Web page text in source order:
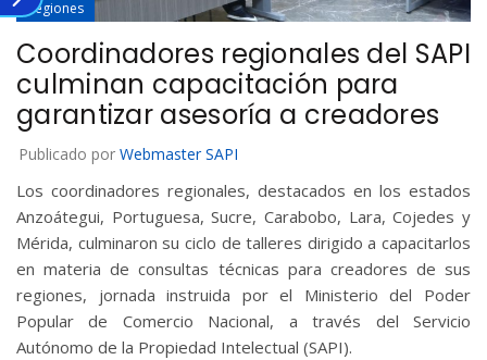
Regiones
Coordinadores regionales del SAPI
culminan capacitación para
garantizar asesoría a creadores
Publicado por Webmaster SAPI
Los coordinadores regionales, destacados en los estados
Anzoátegui, Portuguesa, Sucre, Carabobo, Lara, Cojedes y
Mérida, culminaron su ciclo de talleres dirigido a capacitarlos
en materia de consultas técnicas para creadores de sus
regiones, jornada instruida por el Ministerio del Poder
Popular de Comercio Nacional, a través del Servicio
Autónomo de la Propiedad Intelectual (SAPI).